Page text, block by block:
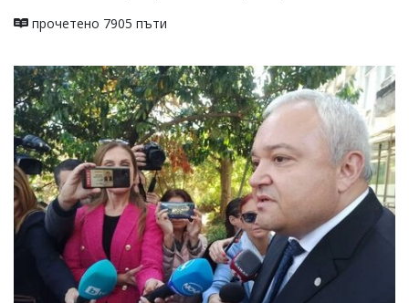
прочетено 7905 пъти